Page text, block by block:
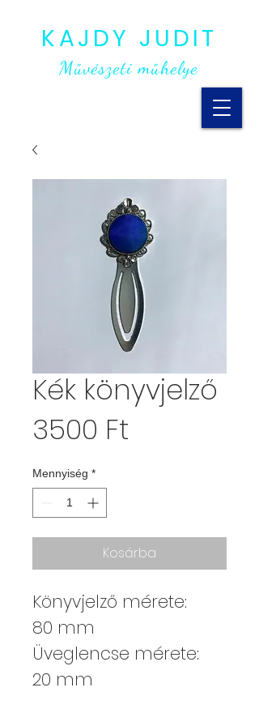
KAJDY JUDIT
Művészeti műhelye
Kék könyvjelző
3500 Ft
Mennyiség *
Kosárba
Könyvjelző mérete:
80 mm
Üveglencse mérete:
20 mm